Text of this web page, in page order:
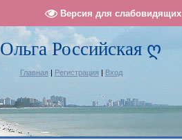
Версия для слабовидящих
Российская ღ
Главная | Регистрация | Вход